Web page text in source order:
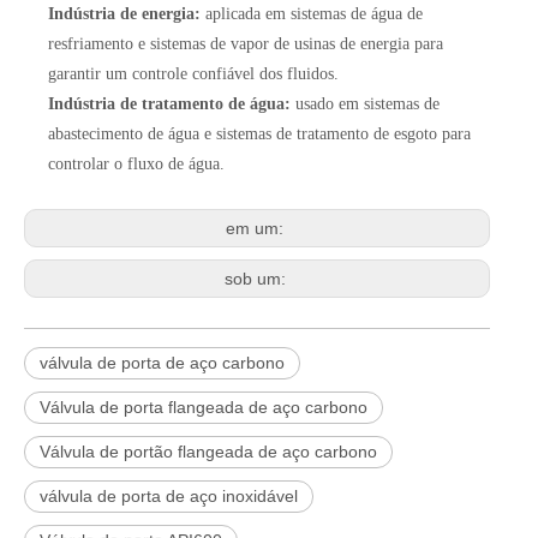
Indústria de energia: aplicada em sistemas de água de
resfriamento e sistemas de vapor de usinas de energia para
garantir um controle confiável dos fluidos.
Indústria de tratamento de água: usado em sistemas de
abastecimento de água e sistemas de tratamento de esgoto para
controlar o fluxo de água.
em um:
sob um:
válvula de porta de aço carbono
Válvula de porta flangeada de aço carbono
Válvula de portão flangeada de aço carbono
válvula de porta de aço inoxidável